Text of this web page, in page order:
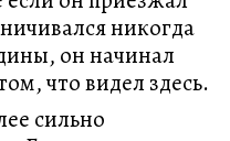
никогда
он начинал
что видел здесь.
сильно